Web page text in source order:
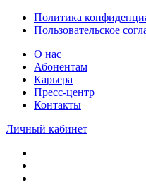
Политика
Пользовательское
О нас
Абонентам
Карьера
Пресс-центр
Контакты
Личный кабинет